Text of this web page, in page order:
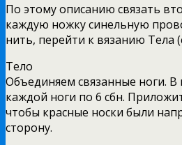
По этому описанию связать
каждую ножку синельную
нить, перейти к вязанию Тела
Тело
Объединяем связанные ноги. В
каждой ноги по 6 сбн.
чтобы красные носки были
сторону.